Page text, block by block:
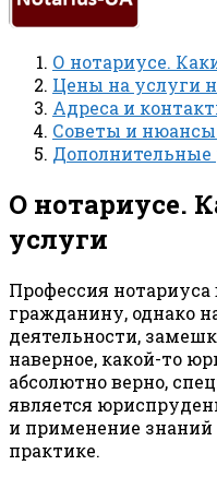
О нотариусе.
Цены на услуги
Адреса и
Советы и нюансы
Дополнительные
О нотариусе.
услуги
Профессия
гражданину, однако
деятельности,
наверное, какой-то
абсолютно верно,
является
и применение знаний
практике.